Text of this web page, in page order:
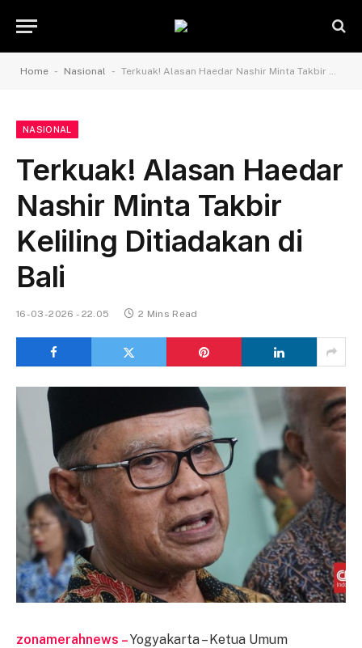
Home - Nasional - Terkuak! Alasan Haedar Nashir Minta Takbir Keliling Ditiadakan di Bali
NASIONAL
Terkuak! Alasan Haedar
Nashir Minta Takbir
Keliling Ditiadakan di
Bali
16-03-2026 - 22.05 2 Mins Read
zonamerahnews –Yogyakarta – Ketua Umum